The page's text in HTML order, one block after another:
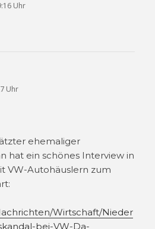
Uhr
Uhr
ehemaliger
hat ein schönes Interview in
VW-Autohäuslern zum
Wirtschaft/Nieder
bei-VW-Da-